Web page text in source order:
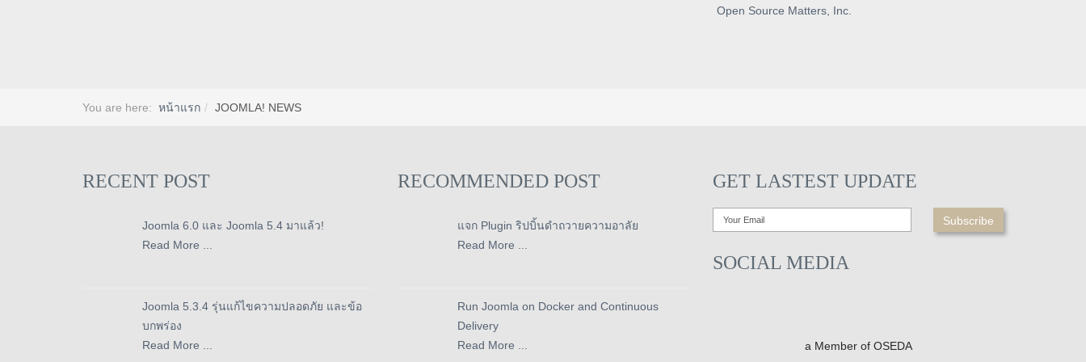
Open Source Matters, Inc.
You are here: หน้าแรก JOOMLA! NEWS
RECENT POST
Joomla 6.0 และ Joomla 5.4 มาแล้ว!
Read More ...
Joomla 5.3.4 รุ่นแก้ไขความปลอดภัย และข้อ
บกพร่อง
Read More ...
RECOMMENDED POST
แจก Plugin ริปบิ้นดำถวายความอาลัย
Read More ...
Run Joomla on Docker and Continuous
Delivery
Read More ...
GET LASTEST UPDATE
SOCIAL MEDIA
a Member of OSEDA